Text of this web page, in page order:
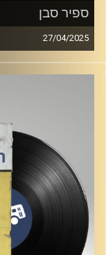
ספיר סבן
27/04/2025
שעה של מוזיקה